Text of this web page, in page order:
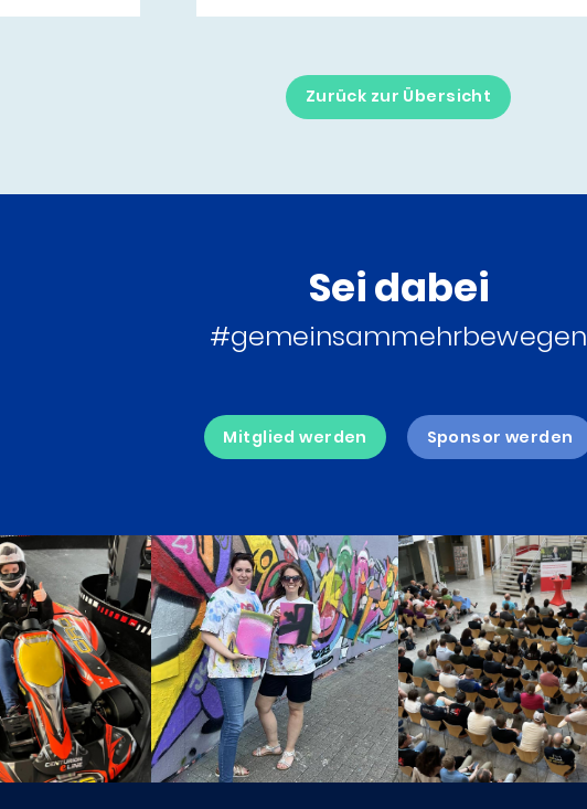
Zurück zur Übersicht
Sei dabei
#gemeinsammehrbewegen
Mitglied werden Sponsor werden